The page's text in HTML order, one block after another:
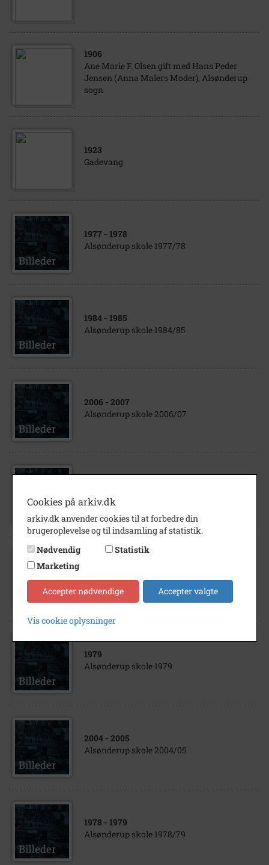
1906
Ane Marie F. Olsen gift med Hans Peder
Jensen (Anna Malers Moder), Alsønderup
sogn
1923
Gadevang
1977 - 1978
Alsønderup skole 1977/78
1984 - 1985
Alsønderup skole 1984/85
2006 - 2007
Alsønderup skole 2006/07
Alsønderup skole 1981/82
Alsønderup skole 1982/83
1979
Alsønderup skole 1979
2004 - 2005
Alsønderup skole 2004/05
1978 - 1979
Alsønderup skole 1978/79
Cookies på arkiv.dk
arkiv.dk anvender cookies til at forbedre din
brugeroplevelse og til indsamling af statistik.
Nødvendig
Statistik
Marketing
Accepter nødvendige Accepter valgte
Vis cookie oplysninger